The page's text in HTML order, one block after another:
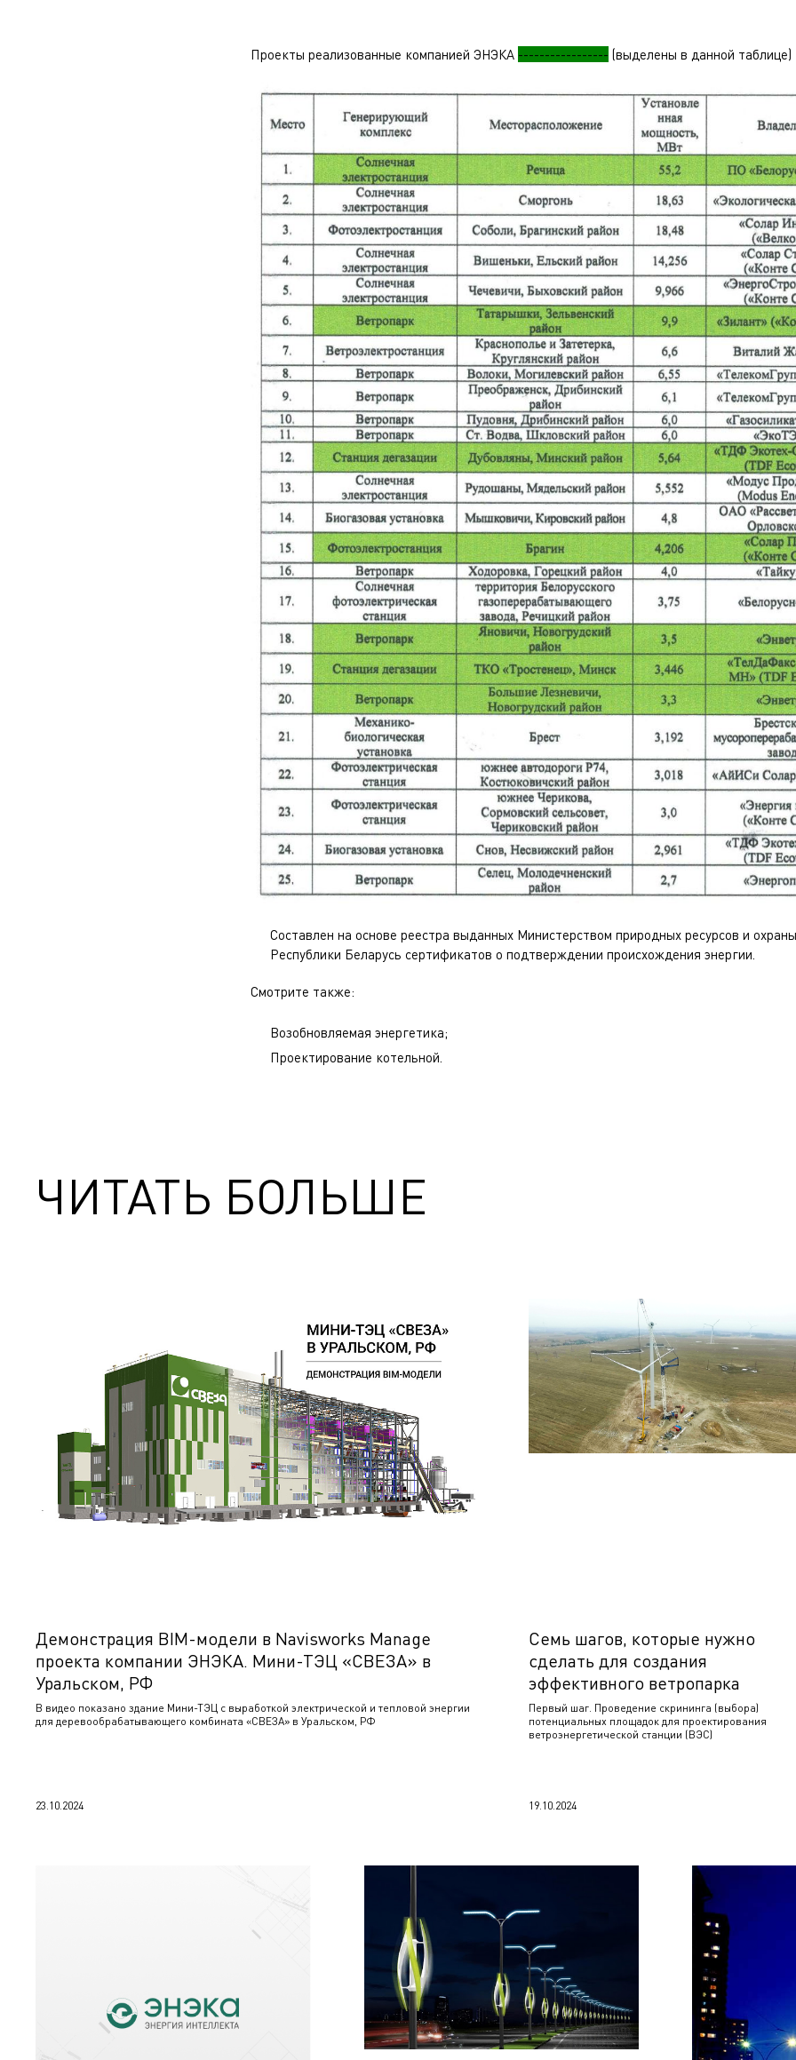
Проекты реализованные компанией ЭНЭКА ----------------- (выделены в данной таблице)
Составлен на основе реестра выданных Министерством природных ресурсов и
Республики Беларусь сертификатов о подтверждении происхождения энергии.
Смотрите также:
Возобновляемая энергетика;
Проектирование котельной
ЧИТАТЬ БОЛЬШЕ
Демонстрация BIM-модели в Navisworks Manage
проекта компании ЭНЭКА. Мини-ТЭЦ «СВЕЗА» в
Уральском, РФ
В видео показано здание Мини-ТЭЦ с выработкой электрической и тепловой энергии
для деревообрабатывающего комбината «СВЕЗА» в Уральском, РФ
23.10.2024
Семь шагов, которые нужно
сделать для создания
эффективного ветропарка
Первый шаг. Проведение скрининга (выбора)
потенциальных площадок для проектирования
ветроэнергетической станции (ВЭС)
19.10.2024